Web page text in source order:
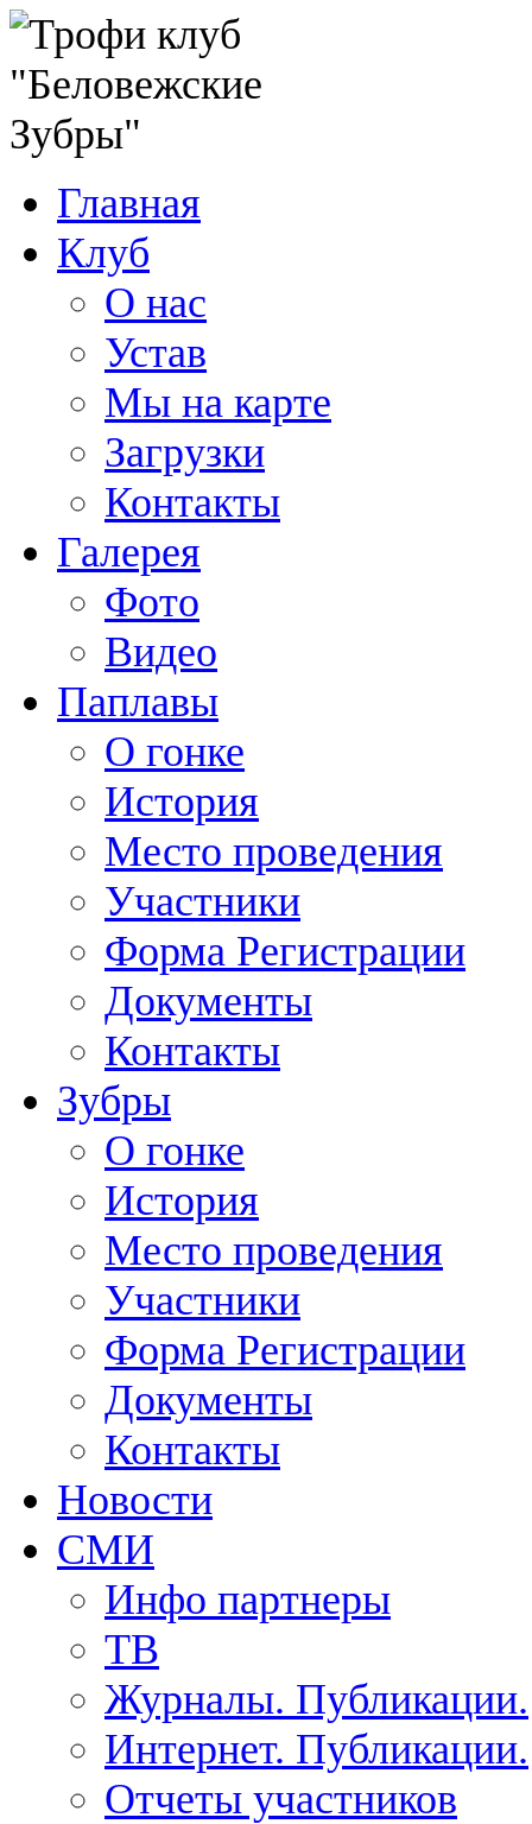
Главная
Клуб
О нас
Устав
Мы на карте
Загрузки
Контакты
Галерея
Фото
Видео
Паплавы
О гонке
История
Место проведения
Участники
Форма Регистрации
Документы
Контакты
Зубры
О гонке
История
Место проведения
Участники
Форма Регистрации
Документы
Контакты
Новости
СМИ
Инфо партнеры
ТВ
Журналы. Публикации.
Интернет. Публикации.
Отчеты участников